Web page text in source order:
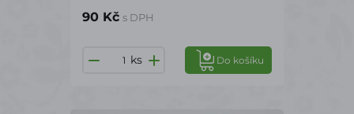
90 Kč s DPH
ks Do košíku